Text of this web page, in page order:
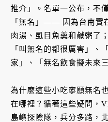
推介」。名單一公布，不
「無名」—— 因為台南實
肉湯、虱目魚羹和鹹粥了
「叫無名的都很厲害」、
家」、「無名飲食擬未來
為什麼這些小吃寧願無名
在哪裡？循著這些疑問，
島嶼探險隊，兵分多路，